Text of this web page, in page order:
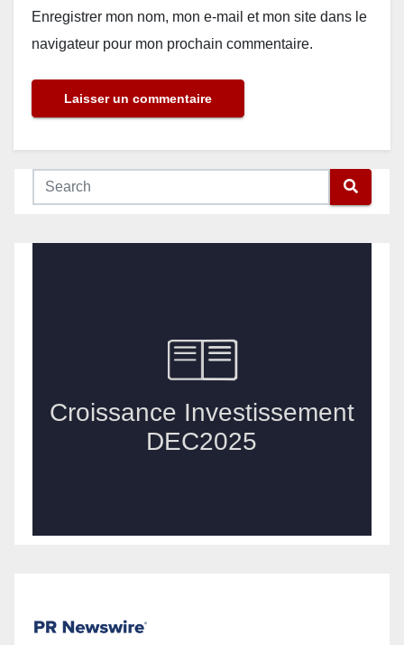
Enregistrer mon nom, mon e-mail et mon site dans le
navigateur pour mon prochain commentaire.